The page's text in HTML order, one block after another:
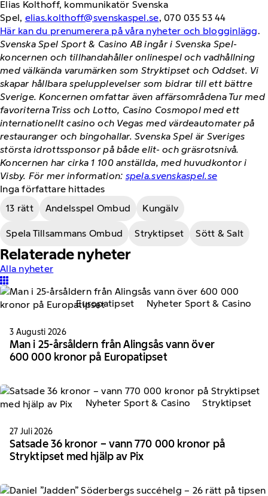
Elias Kolthoff, kommunikatör Svenska
Spel, elias.kolthoff@svenskaspel.se, 070 035 53 44
Här kan du prenumerera på våra nyheter och blogginlägg.
Svenska Spel Sport & Casino AB ingår i Svenska Spel-
koncernen och tillhandahåller onlinespel och vadhållning
med välkända varumärken som Stryktipset och Oddset. Vi
skapar hållbara spelupplevelser som bidrar till ett bättre
Sverige. Koncernen omfattar även affärsområdena Tur med
favoriterna Triss och Lotto, Casino Cosmopol med ett
internationellt casino och Vegas med värdeautomater på
restauranger och bingohallar. Svenska Spel är Sveriges
största idrottssponsor på både elit- och gräsrotsnivå.
Koncernen har cirka 1 100 anställda, med huvudkontor i
Visby. För mer information: spela.svenskaspel.se
Inga författare hittades
13 rätt
Andelsspel Ombud Kungälv
Spela Tillsammans Ombud Stryktipset Sött & Salt
Relaterade nyheter
Alla nyheter
Europatipset Nyheter Sport & Casino
3 Augusti 2026
Man i 25-årsåldern från Alingsås vann över
600 000 kronor på Europatipset
Nyheter Sport & Casino Stryktipset
27 Juli 2026
Satsade 36 kronor – vann 770 000 kronor på
Stryktipset med hjälp av Pix